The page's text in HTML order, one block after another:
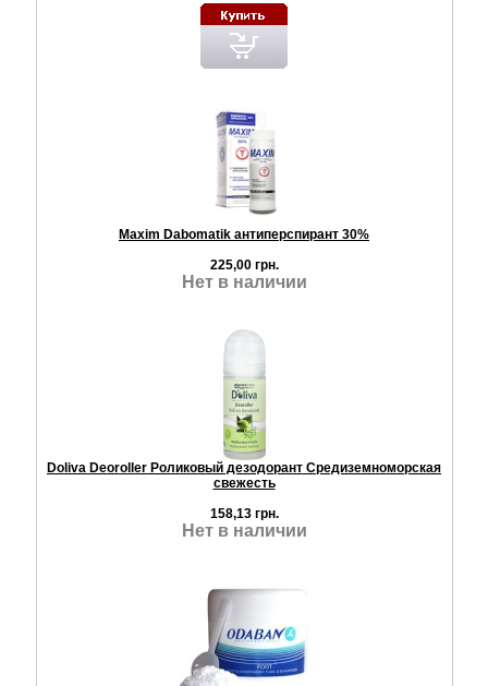
Maxim Dabomatik антиперспирант 30%
225,00 грн.
Нет в наличии
Doliva Deoroller Роликовый дезодорант Средиземноморская
свежесть
158,13 грн.
Нет в наличии